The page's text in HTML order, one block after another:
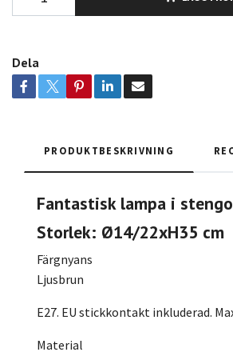
Dela
PRODUKTBESKRIVNING
Fantastisk lampa i
Storlek: Ø14/22xH35 cm
Färgnyans
Ljusbrun
E27. EU stickkontakt inkluderad.
Material